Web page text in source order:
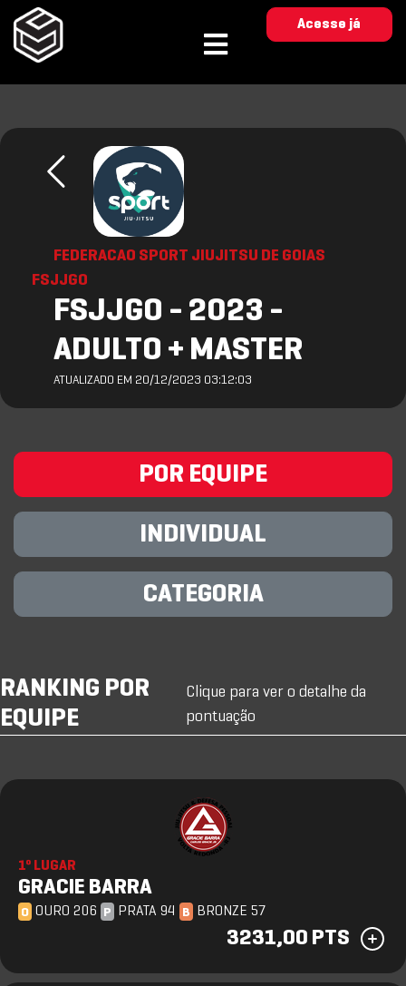
Acesse já
FEDERACAO SPORT JIUJITSU DE GOIAS
FSJJGO
FSJJGO - 2023 -
ADULTO + MASTER
ATUALIZADO EM 20/12/2023 03:12:03
POR EQUIPE
INDIVIDUAL
CATEGORIA
RANKING POR
EQUIPE
Clique para ver o detalhe da
pontuação
1º LUGAR
GRACIE BARRA
O OURO 206 P PRATA 94 B BRONZE 57
3231,00 PTS